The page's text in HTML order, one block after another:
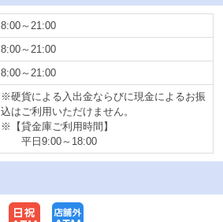
8:00～21:00
8:00～21:00
8:00～21:00
※硬貨による入出金ならびに現金によるお振
込はご利用いただけません。
※【貸金庫ご利用時間】
平日9:00～18:00